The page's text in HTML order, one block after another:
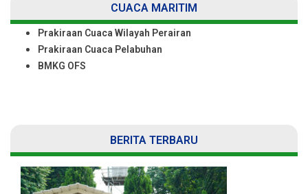
CUACA MARITIM
Prakiraan Cuaca Wilayah Perairan
Prakiraan Cuaca Pelabuhan
BMKG OFS
BERITA TERBARU